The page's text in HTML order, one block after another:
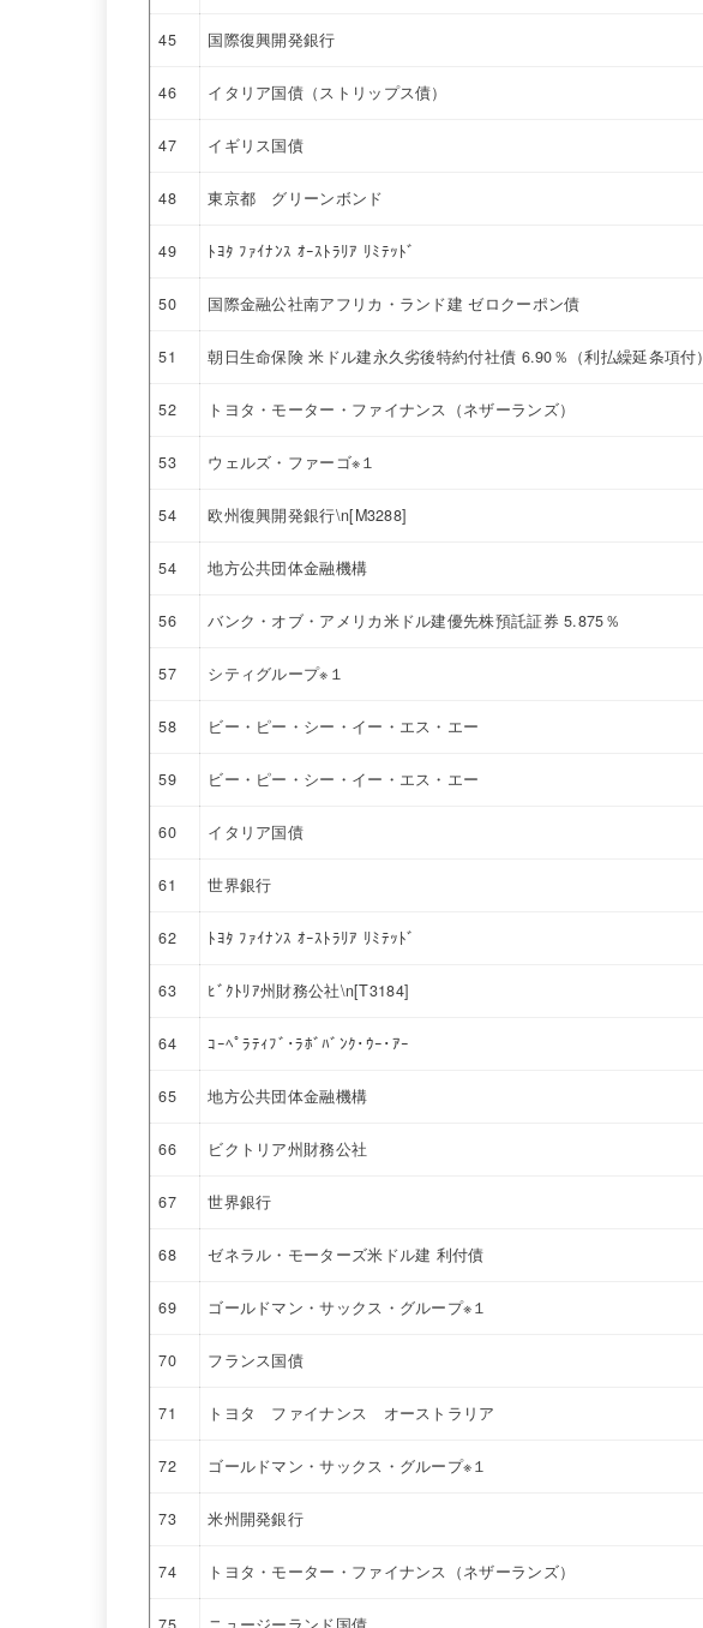
45 国際復興開発銀行
46 イタリア国債（ストリップス債）
47 イギリス国債
48 東京都 グリーンボンド
49 ﾄﾖﾀ ﾌｧｲﾅﾝｽ ｵｰｽﾄﾗﾘｱ ﾘﾐﾃｯﾄﾞ
50 国際金融公社南アフリカ・ランド建 ゼロクーポン債
51 朝日生命保険 米ドル建永久劣後特約付社債 6.90％（利払繰延条項付）
52 トヨタ・モーター・ファイナンス（ネザーランズ）
53 ウェルズ・ファーゴ※１
54 欧州復興開発銀行\n[M3288]
54 地方公共団体金融機構
56 バンク・オブ・アメリカ米ドル建優先株預託証券 5.875％
57 シティグループ※１
58 ビー・ピー・シー・イー・エス・エー
59 ビー・ピー・シー・イー・エス・エー
60 イタリア国債
61 世界銀行
62 ﾄﾖﾀ ﾌｧｲﾅﾝｽ ｵｰｽﾄﾗﾘｱ ﾘﾐﾃｯﾄﾞ
63 ﾋﾞｸﾄﾘｱ州財務公社\n[T3184]
64 ｺｰﾍﾟﾗﾃｨﾌﾞ･ﾗﾎﾞﾊﾞﾝｸ･ｳｰ･ｱｰ
65 地方公共団体金融機構
66 ビクトリア州財務公社
67 世界銀行
68 ゼネラル・モーターズ米ドル建 利付債
69 ゴールドマン・サックス・グループ※１
70 フランス国債
71 トヨタ ファイナンス オーストラリア
72 ゴールドマン・サックス・グループ※１
73 米州開発銀行
74 トヨタ・モーター・ファイナンス（ネザーランズ）